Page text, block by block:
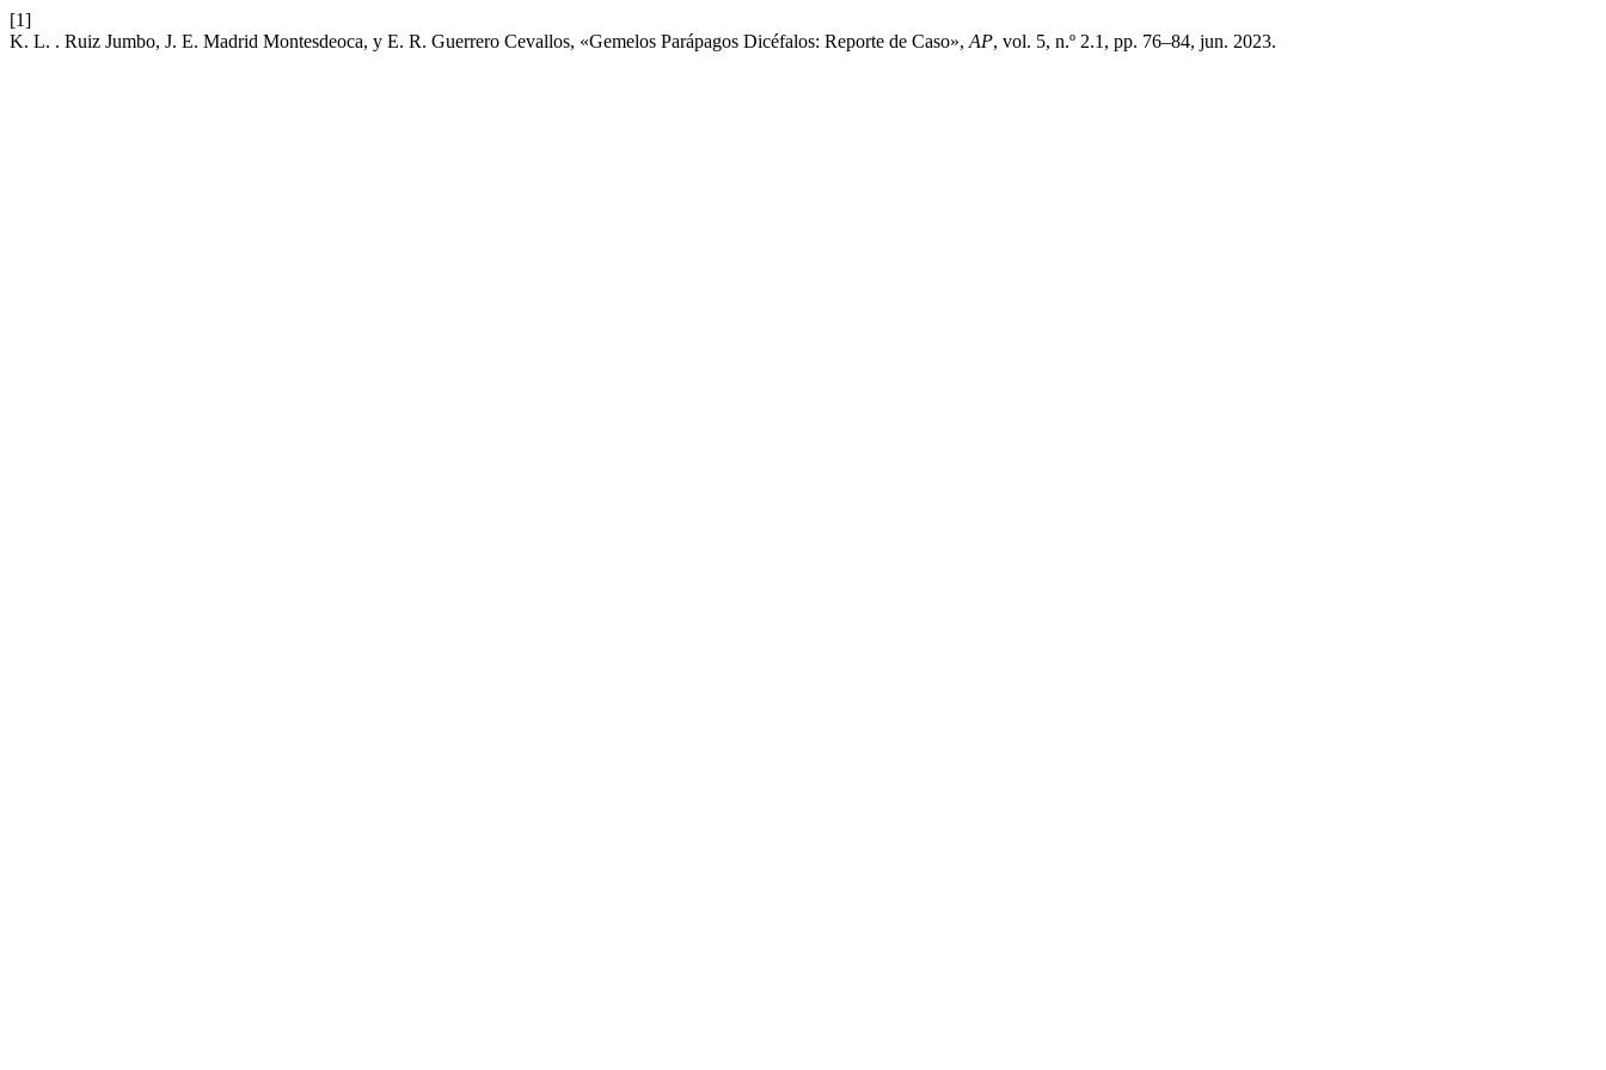
[1]
K. L. . Ruiz Jumbo, J. E. Madrid Montesdeoca, y E. R. Guerrero Cevallos, «Gemelos Parápagos Dicéfalos: Reporte de Caso», AP, vol. 5, n.º 2.1, pp. 76–84, jun. 2023.